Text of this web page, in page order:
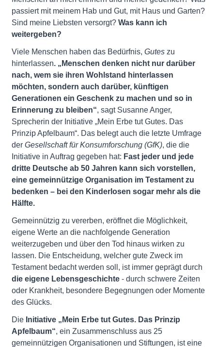
passiert mit meinem Hab und Gut, mit Haus und Garten?
Sind meine Liebsten versorgt? Was kann ich
weitergeben?
Viele Menschen haben das Bedürfnis, Gutes zu
hinterlassen. „Menschen denken nicht nur darüber
nach, wem sie ihren Wohlstand hinterlassen
möchten, sondern auch darüber, künftigen
Generationen ein Geschenk zu machen und so in
Erinnerung zu bleiben“, sagt Susanne Anger,
Sprecherin der Initiative „Mein Erbe tut Gutes. Das
Prinzip Apfelbaum“. Das belegt auch die letzte Umfrage
der Gesellschaft für Konsumforschung (GfK), die die
Initiative in Auftrag gegeben hat: Fast jeder und jede
dritte Deutsche ab 50 Jahren kann sich vorstellen,
eine gemeinnützige Organisation im Testament zu
bedenken – bei den Kinderlosen sogar mehr als die
Hälfte.
Gemeinnützig zu vererben, eröffnet die Möglichkeit,
eigene Werte an die nachfolgende Generation
weiterzugeben und über den Tod hinaus wirken zu
lassen. Die Entscheidung, welcher gute Zweck im
Testament bedacht werden soll, ist immer geprägt durch
die eigene Lebensgeschichte - durch schwere Zeiten
oder Krankheit, besondere Begegnungen oder Momente
des Glücks.
Die Initiative „Mein Erbe tut Gutes. Das Prinzip
Apfelbaum“, ein Zusammenschluss aus 25
gemeinnützigen Organisationen und Stiftungen, ist eine